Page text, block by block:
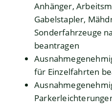
Anhänger,
Gabelstapler,
Sonderfahrzeuge
beantragen
für Einzelfahrten